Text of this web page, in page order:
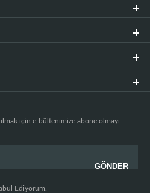
için e-bültenimize abone olmayı
Ediyorum.